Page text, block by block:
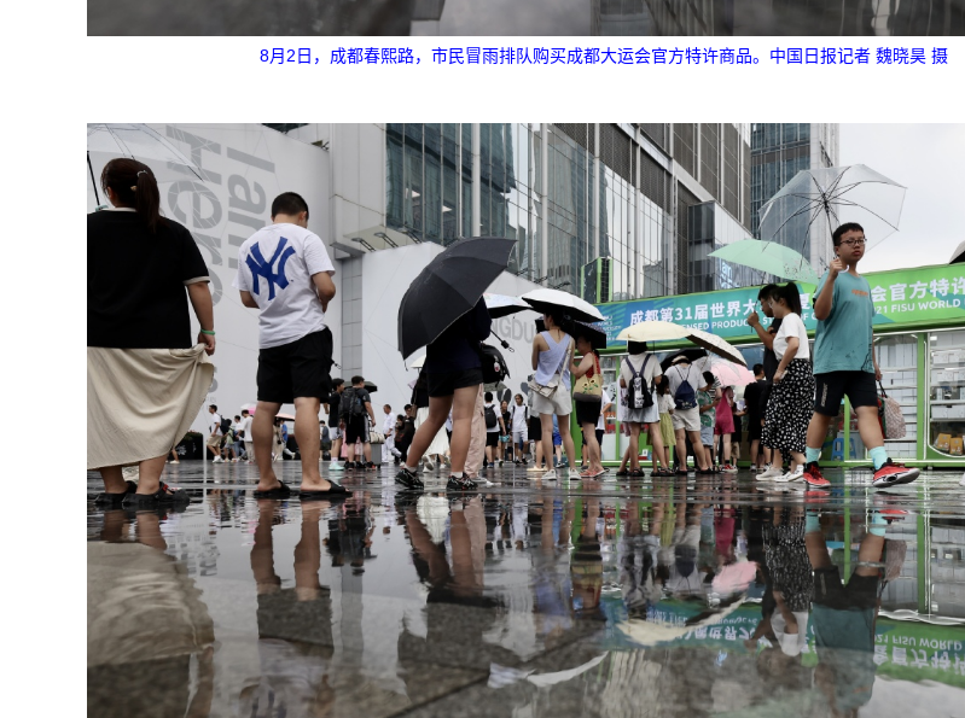
8月2日，成都春熙路，市民冒雨排队购买成都大运会官方特许商品。中国日报记者 魏晓昊 摄